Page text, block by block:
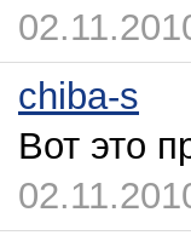
chiba-s
Вот это